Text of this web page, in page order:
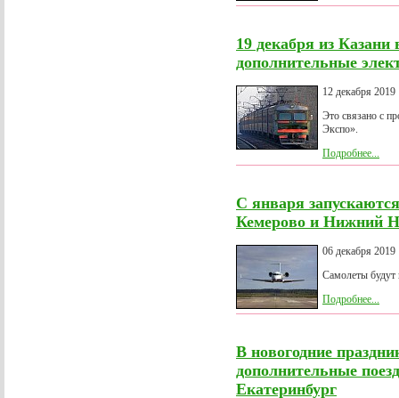
19 декабря из Казани
дополнительные
12 декабря 2019
Это связано с
Экспо».
Подробнее...
С января
Кемерово и Нижний
06 декабря 2019
Самолеты будут
Подробнее...
В новогодние
дополнительные
Екатеринбург